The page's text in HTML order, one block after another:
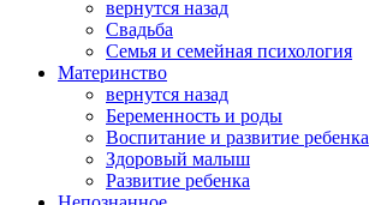
вернутся назад
Свадьба
Семья и семейная психология
Материнство
вернутся назад
Беременность и роды
Воспитание и развитие ребенка
Здоровый малыш
Развитие ребенка